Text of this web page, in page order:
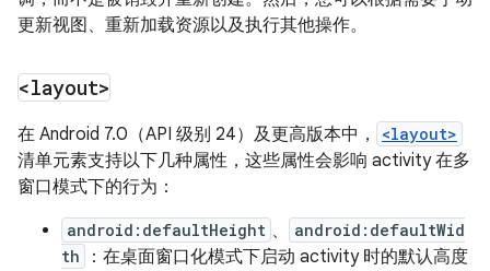
更新视图、重新加载资源以及执行其他操作。
<layout>
在 Android 7.0（API 级别 24）及更高版本中， <layout>
清单元素支持以下几种属性，这些属性会影响 activity 在多
窗口模式下的行为：
android:defaultHeight 、
android:defaultWid
th
：在桌面窗口化模式下启动 activity 时的默认高度